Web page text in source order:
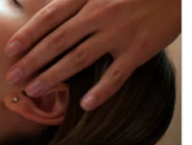
m² großen "Sea SPA"
von Apr bis Okt
im Hotel
den Diemelsee
Badetasche
Island" für Kinder